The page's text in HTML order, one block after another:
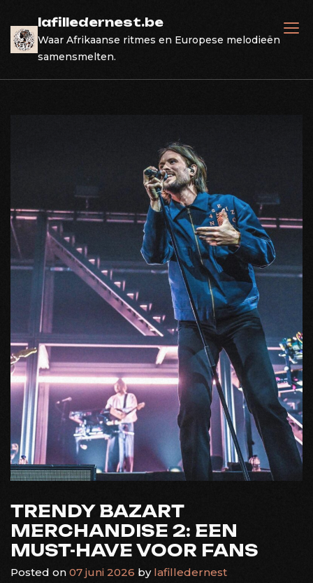
content
lafilledernest.be
Waar Afrikaanse ritmes en Europese melodieën
samensmelten.
TRENDY BAZART
MERCHANDISE 2: EEN
MUST-HAVE VOOR FANS
Posted on 07 juni 2026 by lafilledernest